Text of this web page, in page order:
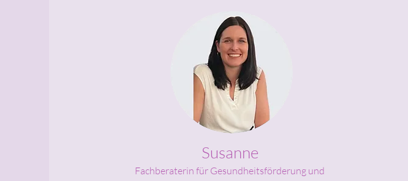
Susanne
Fachberaterin für Gesundheitsförderung und